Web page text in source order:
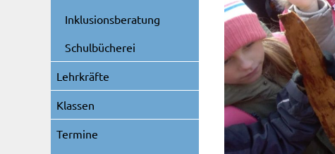
Inklusionsberatung
Schulbücherei
Lehrkräfte
Klassen
Termine